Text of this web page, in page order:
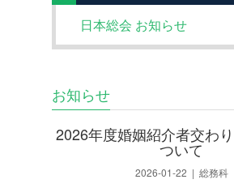
日本総会 お知らせ
お知らせ
2026年度婚姻紹介者交わ
ついて
2026-01-22 | 総務科